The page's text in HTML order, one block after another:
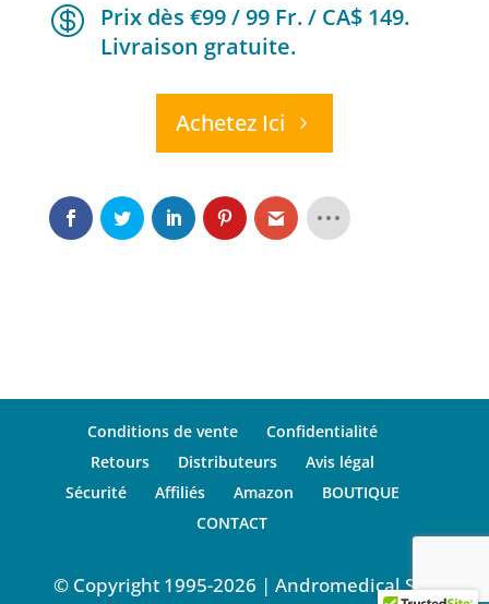
 Prix dès €99 / 99 Fr. / CA$ 149.
Livraison gratuite.
Achetez Ici
Conditions de vente
Confidentialité
Retours
Distributeurs
Avis légal
Sécurité
Affiliés Amazon
BOUTIQUE
CONTACT
© Copyright 1995-2026 | Andromedical S.L.